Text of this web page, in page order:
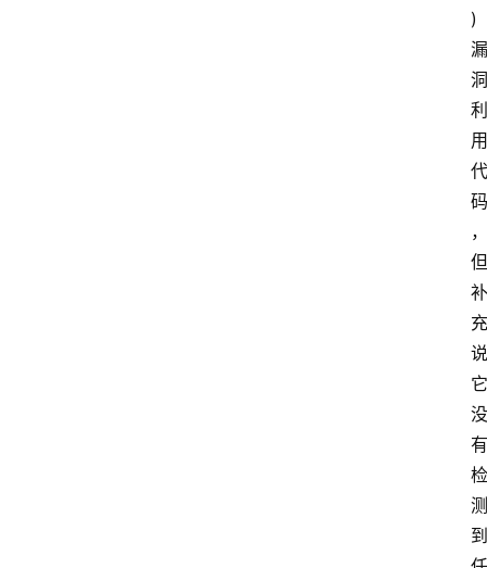
)
漏
洞
利
用
代
码
，
但
补
充
说
它
没
有
检
测
到